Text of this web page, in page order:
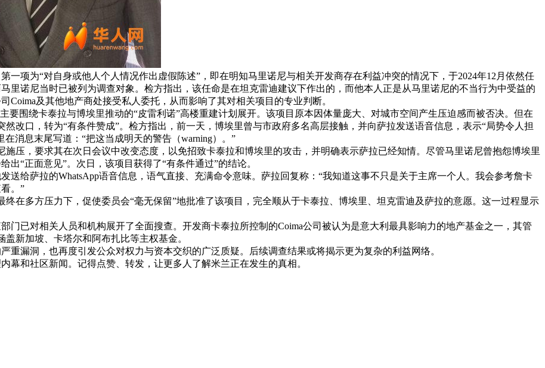
一项为“对自身或他人个人情况作出虚假陈述”，即在明知马里诺尼与相关开发商存在利益冲突的情况下，于2024年12月依然任
里诺尼当时已被列为调查对象。检方指出，该任命是在坦克雷迪建议下作出的，而他本人正是从马里诺尼的不当行为中受益的
Coima及其他地产商处接受私人委托，从而影响了其对相关项目的专业判断。
要围绕卡泰拉与博埃里推动的“皮雷利诺”高楼重建计划展开。该项目原本因体量庞大、对城市空间产生压迫感而被否决。但在
然改口，转为“有条件赞成”。检方指出，前一天，博埃里曾与市政府多名高层接触，并向萨拉发送语音信息，表示“局势令人担
消息末尾写道：“把这当成明天的警告（warning）。”
施压，要求其在次日会议中改变态度，以免招致卡泰拉和博埃里的攻击，并明确表示萨拉已经知情。尽管马里诺尼曾抱怨博埃里
出“正面意见”。次日，该项目获得了“有条件通过”的结论。
送给萨拉的WhatsApp语音信息，语气直接、充满命令意味。萨拉回复称：“我知道这事不只是关于主席一个人。我会参考詹卡
。”
终在多方压力下，促使委员会“毫无保留”地批准了该项目，完全顺从于卡泰拉、博埃里、坦克雷迪及萨拉的意愿。这一过程显示
门已对相关人员和机构展开了全面搜查。开发商卡泰拉所控制的Coima公司被认为是意大利最具影响力的地产基金之一，其管
新加坡、卡塔尔和阿布扎比等主权基金。
重漏洞，也再度引发公众对权力与资本交织的广泛质疑。后续调查结果或将揭示更为复杂的利益网络。
幕和社区新闻。记得点赞、转发，让更多人了解米兰正在发生的真相。